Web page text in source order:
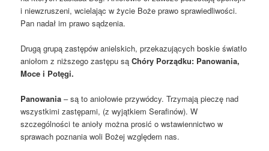
i niewzruszeni, wcielając w życie Boże prawo sprawiedliwości.
Pan nadał im prawo sądzenia.
Drugą grupą zastępów anielskich, przekazujących boskie światło
aniołom z niższego zastępu sąChóry Porządku: Panowania,
Moce i Potęgi.
Panowania– są to aniołowie przywódcy. Trzymają pieczę nad
wszystkimi zastępami, (z wyjątkiem Serafinów). W
szczególności te anioły można prosić o wstawiennictwo w
sprawach poznania woli Bożej względem nas.